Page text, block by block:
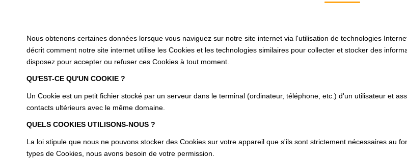
Nous obtenons certaines données lorsque vous naviguez sur notre site internet via l'utilisation de technologies
décrit comment notre site internet utilise les Cookies et les technologies similaires pour collecter et stocker des
disposez pour accepter ou refuser ces Cookies à tout moment.
QU'EST-CE QU'UN COOKIE ?
Un Cookie est un petit fichier stocké par un serveur dans le terminal (ordinateur, téléphone, etc.) d'un utilisateur et
contacts ultérieurs avec le même domaine.
QUELS COOKIES UTILISONS-NOUS ?
La loi stipule que nous ne pouvons stocker des Cookies sur votre appareil que s'ils sont strictement nécessaires au
types de Cookies, nous avons besoin de votre permission.